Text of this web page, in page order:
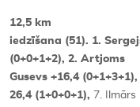
12,5 km
iedzīšana (51). 1.
(0+0+1+2), 2. Artjoms
Gusevs +16,4
26,4 (1+0+0+1), 7. Ilmārs